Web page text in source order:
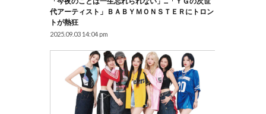
代アーティスト」ＢＡＢＹＭＯＮＳＴＥＲにトロン
トが熱狂
2025.09.03 14:04 pm